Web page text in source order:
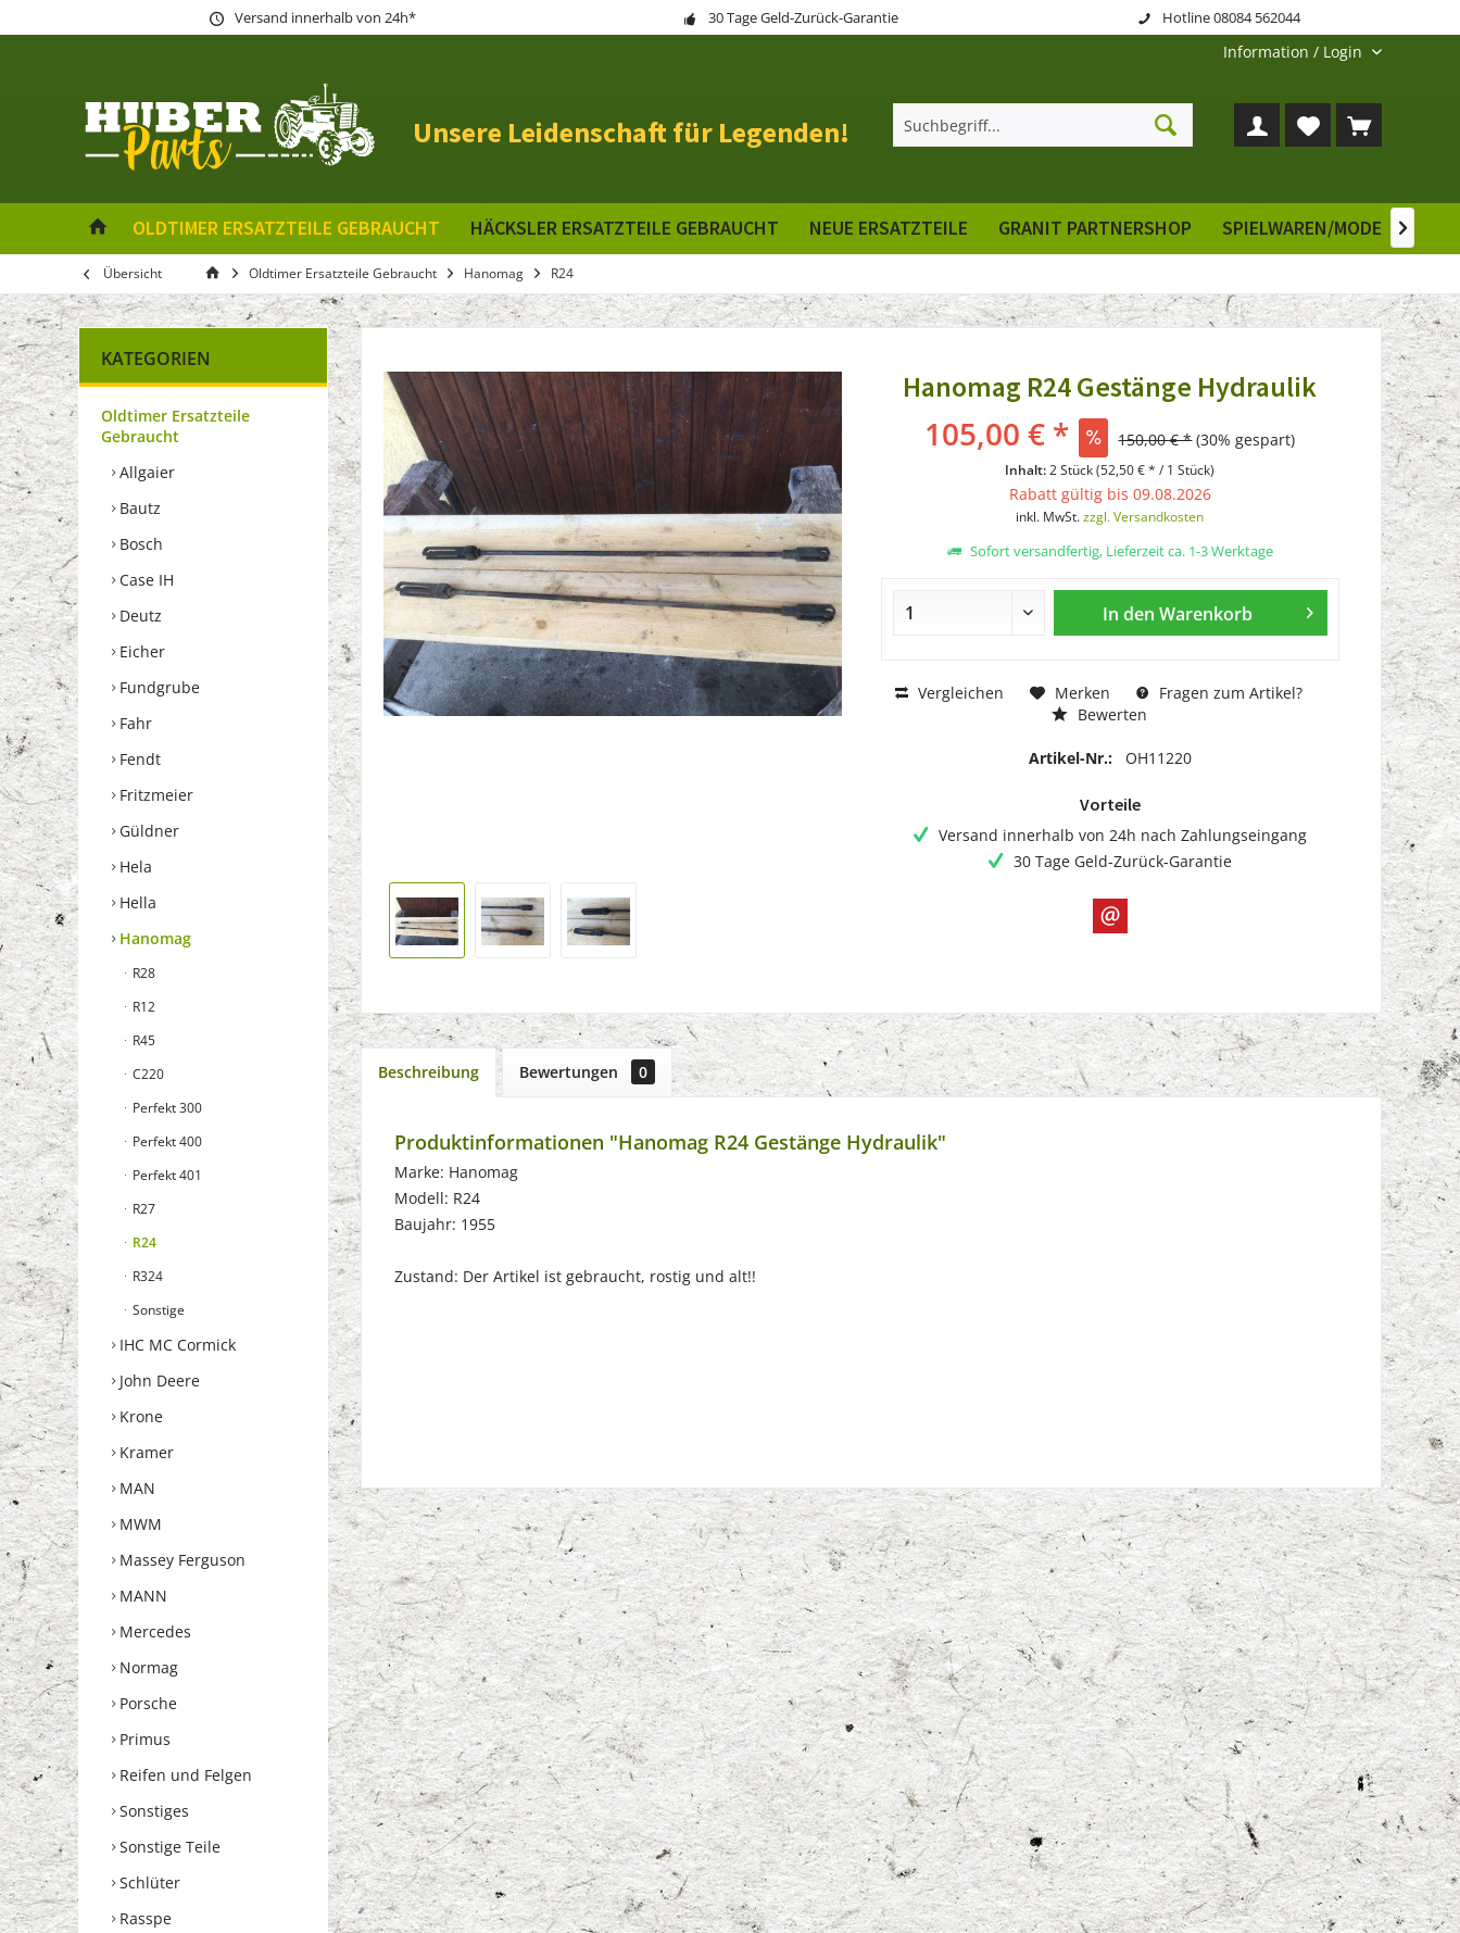
Versand innerhalb von 24h* 30 Tage Geld-Zurück-Garantie Hotline 08084 562044
Information / Login
Unsere Leidenschaft für Legenden!
OLDTIMER ERSATZTEILE GEBRAUCHT HÄCKSLER ERSATZTEILE GEBRAUCHT NEUE ERSATZTEILE GRANIT PARTNERSHOP SPIELWAREN/MODELLE

Übersicht Oldtimer Ersatzteile Gebraucht Hanomag R24
KATEGORIEN
Oldtimer Ersatzteile
Gebraucht
Allgaier
Bautz
Bosch
Case IH
Deutz
Eicher
Fundgrube
Fahr
Fendt
Fritzmeier
Güldner
Hela
Hella
Hanomag
R28
R12
R45
C220
Perfekt 300
Perfekt 400
Perfekt 401
R27
R24
R324
Sonstige
IHC MC Cormick
John Deere
Krone
Kramer
MAN
MWM
Massey Ferguson
MANN
Mercedes
Normag
Porsche
Primus
Reifen und Felgen
Sonstiges
Sonstige Teile
Schlüter
Rasspe
Hanomag R24 Gestänge Hydraulik
105,00 € * 150,00 € * (30% gespart)
Inhalt:2 Stück (52,50 € * / 1 Stück)
Rabatt gültig bis 09.08.2026
inkl. MwSt.zzgl. Versandkosten
Sofort versandfertig, Lieferzeit ca. 1-3 Werktage
In den Warenkorb
Vergleichen Merken
Fragen zum Artikel?
Bewerten
Artikel-Nr.: OH11220
Vorteile
Versand innerhalb von 24h nach Zahlungseingang
30 Tage Geld-Zurück-Garantie
Beschreibung Bewertungen 0
Produktinformationen "Hanomag R24 Gestänge Hydraulik"
Marke: Hanomag
Modell: R24
Baujahr: 1955
Zustand: Der Artikel ist gebraucht, rostig und alt!!